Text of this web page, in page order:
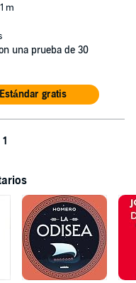
m
una prueba de 30
gratis